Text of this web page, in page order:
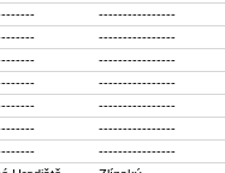
----------------
----------------
----------------
----------------
----------------
----------------
----------------